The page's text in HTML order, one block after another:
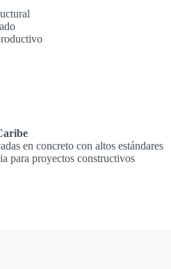
en concreto con altos estándares
para proyectos constructivos